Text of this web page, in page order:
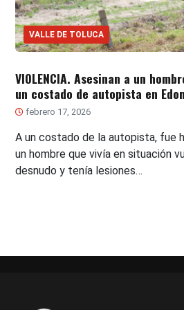
VALLE DE TOLUCA
VIOLENCIA. Asesinan a un
un costado de autopista en
febrero 17, 2026
A un costado de la autopista, fue
un hombre que vivía en situación
desnudo y tenía lesiones…